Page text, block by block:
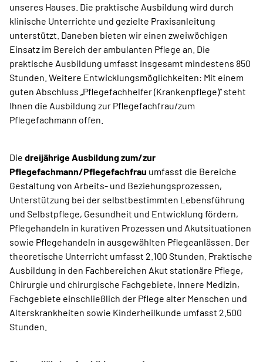
unseres Hauses. Die praktische Ausbildung wird durch
klinische Unterrichte und gezielte Praxisanleitung
unterstützt. Daneben bieten wir einen zweiwöchigen
Einsatz im Bereich der ambulanten Pflege an. Die
praktische Ausbildung umfasst insgesamt mindestens 850
Stunden. Weitere Entwicklungsmöglichkeiten: Mit einem
guten Abschluss „Pflegefachhelfer (Krankenpflege)“ steht
Ihnen die Ausbildung zur Pflegefachfrau/zum
Pflegefachmann offen.
Die dreijährige Ausbildung zum/zur
Pflegefachmann/Pflegefachfrau umfasst die Bereiche
Gestaltung von Arbeits- und Beziehungsprozessen,
Unterstützung bei der selbstbestimmten Lebensführung
und Selbstpflege, Gesundheit und Entwicklung fördern,
Pflegehandeln in kurativen Prozessen und Akutsituationen
sowie Pflegehandeln in ausgewählten Pflegeanlässen. Der
theoretische Unterricht umfasst 2.100 Stunden. Praktische
Ausbildung in den Fachbereichen Akut stationäre Pflege,
Chirurgie und chirurgische Fachgebiete, Innere Medizin,
Fachgebiete einschließlich der Pflege alter Menschen und
Alterskrankheiten sowie Kinderheilkunde umfasst 2.500
Stunden.